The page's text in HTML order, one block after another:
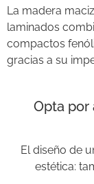
La madera
laminados
compactos
gracias a su
Opta por
El diseño de
estética: